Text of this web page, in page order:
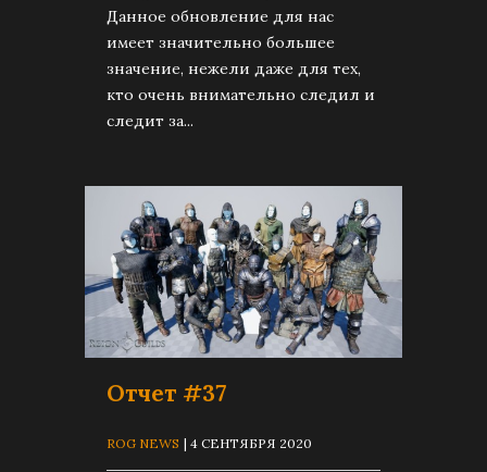
Данное обновление для нас
имеет значительно большее
значение, нежели даже для тех,
кто очень внимательно следил и
следит за...
Отчет #37
ROG NEWS | 4 СЕНТЯБРЯ 2020